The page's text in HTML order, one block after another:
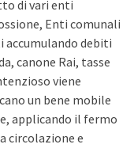
di vari enti
Enti comunali
debiti
canone Rai, tasse
viene
un bene mobile
applicando il fermo
circolazione e